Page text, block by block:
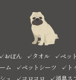
✓おぼん ✓タオル
✓ペッ
ム
✓ペットシーツ
✓ト